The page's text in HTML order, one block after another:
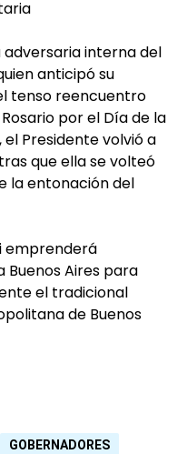
adversaria interna del
anticipó su
tenso reencuentro
por el Día de la
el Presidente volvió a
que ella se volteó
la entonación del
emprenderá
Aires para
el tradicional
de Buenos
GOBERNADORES